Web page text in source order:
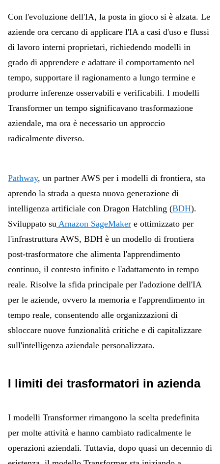
Con l'evoluzione dell'IA, la posta in gioco si è alzata. Le
aziende ora cercano di applicare l'IA a casi d'uso e flussi
di lavoro interni proprietari, richiedendo modelli in
grado di apprendere e adattare il comportamento nel
tempo, supportare il ragionamento a lungo termine e
produrre inferenze osservabili e verificabili. I modelli
Transformer un tempo significavano trasformazione
aziendale, ma ora è necessario un approccio
radicalmente diverso.
Pathway, un partner AWS per i modelli di frontiera, sta
aprendo la strada a questa nuova generazione di
intelligenza artificiale con Dragon Hatchling (BDH).
Sviluppato su Amazon SageMaker e ottimizzato per
l'infrastruttura AWS, BDH è un modello di frontiera
post-trasformatore che alimenta l'apprendimento
continuo, il contesto infinito e l'adattamento in tempo
reale. Risolve la sfida principale per l'adozione dell'IA
per le aziende, ovvero la memoria e l'apprendimento in
tempo reale, consentendo alle organizzazioni di
sbloccare nuove funzionalità critiche e di capitalizzare
sull'intelligenza aziendale personalizzata.
I limiti dei trasformatori in azienda
I modelli Transformer rimangono la scelta predefinita
per molte attività e hanno cambiato radicalmente le
operazioni aziendali. Tuttavia, dopo quasi un decennio di